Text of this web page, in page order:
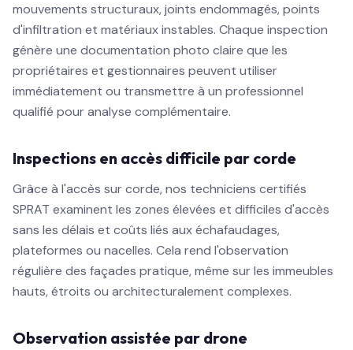
mouvements structuraux, joints endommagés, points
d'infiltration et matériaux instables. Chaque inspection
génère une documentation photo claire que les
propriétaires et gestionnaires peuvent utiliser
immédiatement ou transmettre à un professionnel
qualifié pour analyse complémentaire.
Inspections en accès difficile par corde
Grâce à l'accès sur corde, nos techniciens certifiés
SPRAT examinent les zones élevées et difficiles d'accès
sans les délais et coûts liés aux échafaudages,
plateformes ou nacelles. Cela rend l'observation
régulière des façades pratique, même sur les immeubles
hauts, étroits ou architecturalement complexes.
Observation assistée par drone